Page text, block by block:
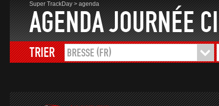
Super TrackDay>agenda
AGENDA JOURNÉE
TRIER BRESSE (FR)